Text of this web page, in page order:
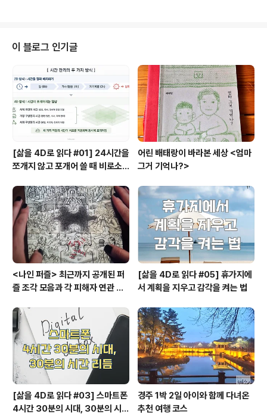
야 공감할 수 있는 기획을 할 수 있다고 생각해서다. 얼마간의 시간이 흘러도 기
억하고 연락해주는 사람이 있다는 게 마음을 두근거리게 하고 뜨겁게 만드는 것
같다. 한편으로는 비..
이 블로그 인기글
[삶을 4D로 읽다 #01] 24시간을
쪼개지 않고 포개어 쓸 때 비로소
어린 배태랑이 바라본 세상 <엄마
그거 기억나?>
<나인 퍼즐> 최근까지 공개된 퍼
즐 조각 모음과 각 피해자 연관 관
[삶을 4D로 읽다 #05] 휴가지에
서 계획을 지우고 감각을 켜는 법
[삶을 4D로 읽다 #03] 스마트폰
4시간 30분의 시대, 30분의 시간
경주 1박 2일 아이와 함께 다녀온
추천 여행 코스